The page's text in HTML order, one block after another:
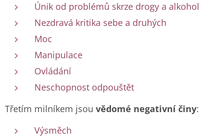
Únik od problémů skrze drogy a alkohol
Nezdravá kritika sebe a druhých
Moc
Manipulace
Ovládání
Neschopnost odpouštět
Třetím milníkem jsou vědomé negativní činy:
Výsměch